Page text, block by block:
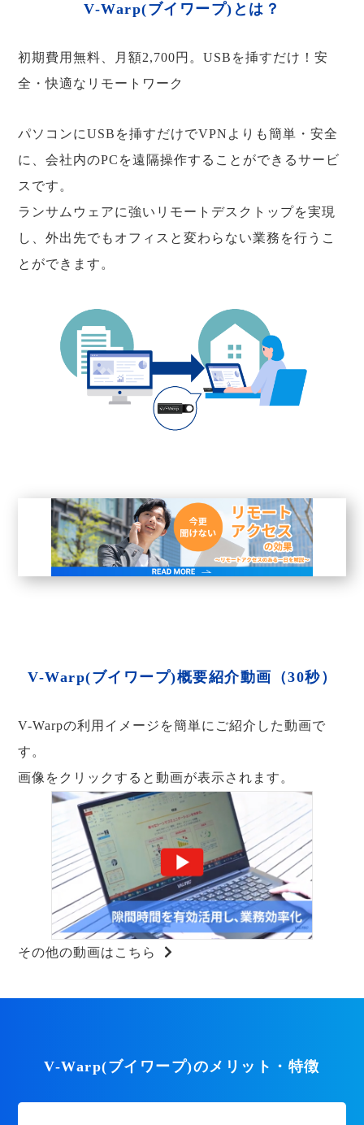
V-Warp(ブイワープ)とは？
初期費用無料、月額2,700円。USBを挿すだけ！安
全・快適なリモートワーク
パソコンにUSBを挿すだけでVPNよりも簡単・安全
に、会社内のPCを遠隔操作することができるサービ
スです。
ランサムウェアに強いリモートデスクトップを実現
し、外出先でもオフィスと変わらない業務を行うこ
とができます。
V-Warp(ブイワープ)概要紹介動画（30秒）
V-Warpの利用イメージを簡単にご紹介した動画で
す。
画像をクリックすると動画が表示されます。
その他の動画はこちら
V-Warp(ブイワープ)のメリット・特徴